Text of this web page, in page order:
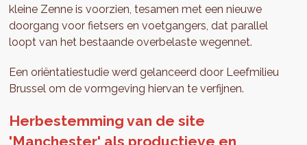
kleine Zenne is voorzien, tesamen met een nieuwe
doorgang voor fietsers en voetgangers, dat parallel
loopt van het bestaande overbelaste wegennet.
Een oriëntatiestudie werd gelanceerd door Leefmilieu
Brussel om de vormgeving hiervan te verfijnen.
Herbestemming van de site
'Manchester' als productieve en